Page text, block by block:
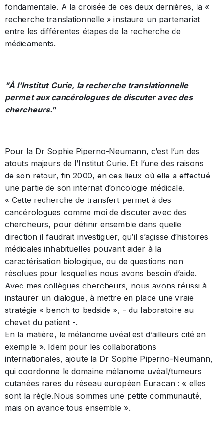
fondamentale. A la croisée de ces deux dernières, la «
recherche translationnelle » instaure un partenariat
entre les différentes étapes de la recherche de
médicaments.
"À l'Institut Curie, la recherche translationnelle
permet aux cancérologues de discuter avec des
chercheurs."
Pour la Dr Sophie Piperno-Neumann, c’est l’un des
atouts majeurs de l’Institut Curie. Et l’une des raisons
de son retour, fin 2000, en ces lieux où elle a effectué
une partie de son internat d’oncologie médicale.
« Cette recherche de transfert permet à des
cancérologues comme moi de discuter avec des
chercheurs, pour définir ensemble dans quelle
direction il faudrait investiguer, qu’il s’agisse d’histoires
médicales inhabituelles pouvant aider à la
caractérisation biologique, ou de questions non
résolues pour lesquelles nous avons besoin d’aide.
Avec mes collègues chercheurs, nous avons réussi à
instaurer un dialogue, à mettre en place une vraie
stratégie « bench to bedside », - du laboratoire au
chevet du patient -.
En la matière, le mélanome uvéal est d’ailleurs cité en
exemple ». Idem pour les collaborations
internationales, ajoute la Dr Sophie Piperno-Neumann,
qui coordonne le domaine mélanome uvéal/tumeurs
cutanées rares du réseau européen Euracan : « elles
sont la règle.Nous sommes une petite communauté,
mais on avance tous ensemble ».